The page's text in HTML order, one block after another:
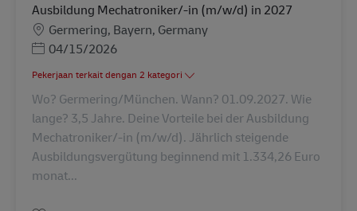
Ausbildung Mechatroniker/-in (m/w/d) in 2027
LokasiGermering, Bayern, Germany
Posted Date
04/15/2026
Pekerjaan terkait dengan 2 kategori
Wo? Germering/München. Wann? 01.09.2027. Wie
lange? 3,5 Jahre. Deine Vorteile bei der Ausbildung
Mechatroniker/-in (m/w/d). Jährlich steigende
Ausbildungsvergütung beginnend mit 1.334,26 Euro
monat...